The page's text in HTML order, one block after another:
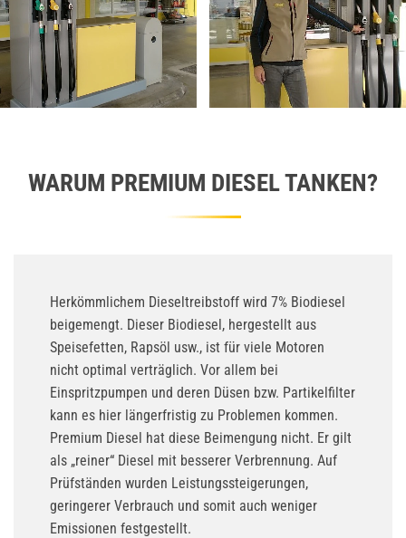
WARUM PREMIUM DIESEL TANKEN?
Herkömmlichem Dieseltreibstoff wird 7% Biodiesel
beigemengt. Dieser Biodiesel, hergestellt aus
Speisefetten, Rapsöl usw., ist für viele Motoren
nicht optimal verträglich. Vor allem bei
Einspritzpumpen und deren Düsen bzw. Partikelfilter
kann es hier längerfristig zu Problemen kommen.
Premium Diesel hat diese Beimengung nicht. Er gilt
als „reiner“ Diesel mit besserer Verbrennung. Auf
Prüfständen wurden Leistungssteigerungen,
geringerer Verbrauch und somit auch weniger
Emissionen festgestellt.